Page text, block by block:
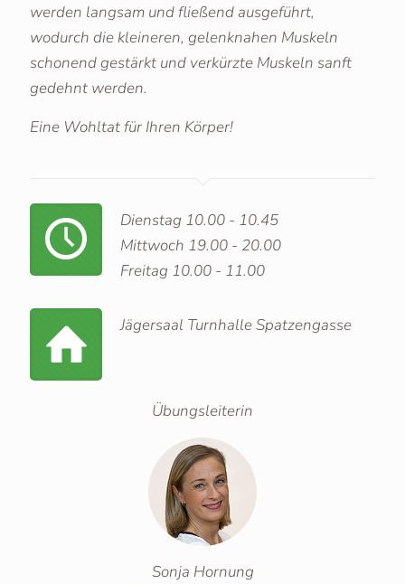
werden langsam und fließend ausgeführt,
wodurch die kleineren, gelenknahen Muskeln
schonend gestärkt und verkürzte Muskeln sanft
gedehnt werden.
Eine Wohltat für Ihren Körper!
Dienstag 10.00 - 10.45
Mittwoch 19.00 - 20.00
Freitag 10.00 - 11.00
Jägersaal Turnhalle Spatzengasse
Übungsleiterin
Sonja Hornung